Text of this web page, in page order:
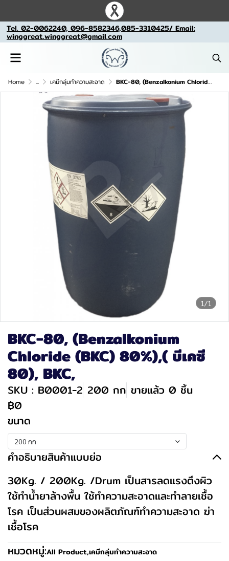
Tel. 02-0062240, 096-8582346,085-3310425/ Email:
winggreat.winggreat@gmail.com
Home ... เคมีกลุ่มทำความสะอาด BKC-80, (Benzalkonium Chloride (BKC) 80%),( บีเคซี 80), BKC,
1/1
BKC-80, (Benzalkonium
Chloride (BKC) 80%),( บีเคซี
80), BKC,
SKU : B0001-2 200 กก ขายแล้ว 0 ชิ้น
฿0
ขนาด
200 กก
คำอธิบายสินค้าแบบย่อ
30Kg. / 200Kg. /Drum เป็นสารลดแรงตึงผิว
ใช้ทำน้ำยาล้างพื้น ใช้ทำความสะอาดและทำลายเชื้อ
โรค เป็นส่วนผสมของผลิตภัณฑ์ทำความสะอาด ฆ่า
เชื้อโรค
หมวดหมู่:All Product,เคมีกลุ่มทำความสะอาด